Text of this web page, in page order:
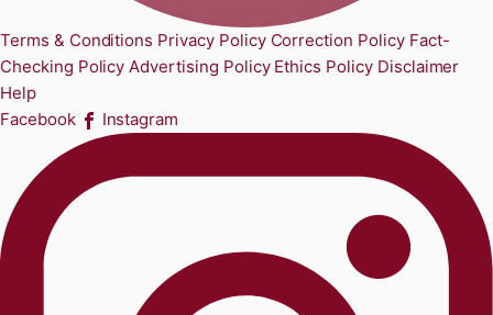
Terms & Conditions Privacy Policy Correction Policy Fact-
Checking Policy Advertising Policy Ethics Policy Disclaimer
Help
Facebook
Instagram